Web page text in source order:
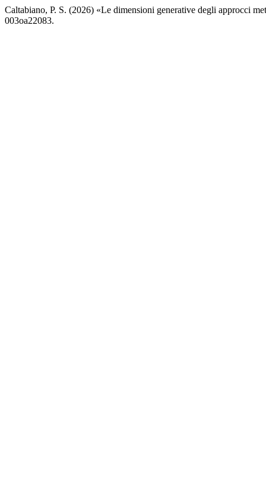
Caltabiano, P. S. (2026) «Le dimensioni generative degli approcci
003oa22083.